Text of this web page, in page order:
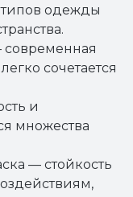
одежды
современная
сочетается
и
множества
— стойкость